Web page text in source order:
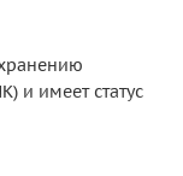
и имеет статус